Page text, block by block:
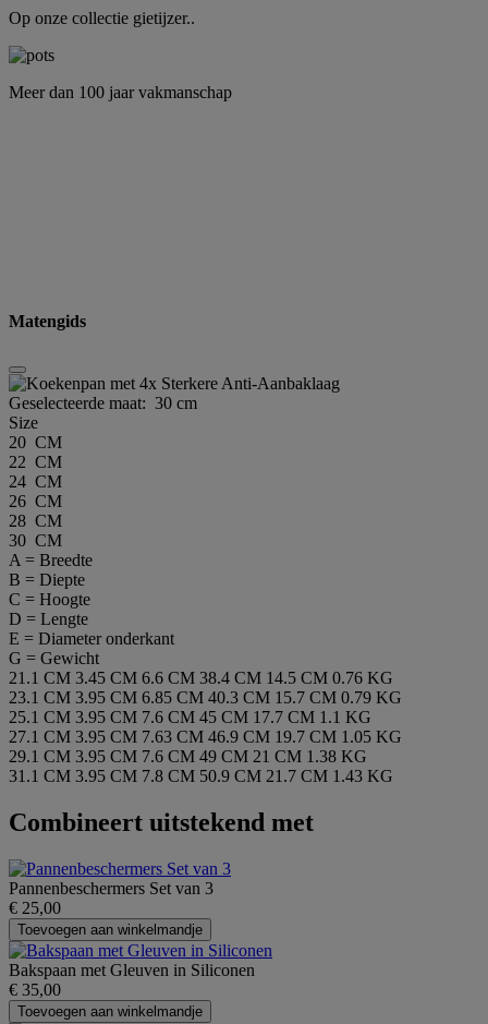
Op onze collectie gietijzer..
Meer dan 100 jaar vakmanschap
Matengids
Geselecteerde maat: 30 cm
Size
20 CM
22 CM
24 CM
26 CM
28 CM
30 CM
A = Breedte
B = Diepte
C = Hoogte
D = Lengte
E = Diameter onderkant
G = Gewicht
21.1 CM 3.45 CM 6.6 CM 38.4 CM 14.5 CM 0.76 KG
23.1 CM 3.95 CM 6.85 CM 40.3 CM 15.7 CM 0.79 KG
25.1 CM 3.95 CM 7.6 CM 45 CM 17.7 CM 1.1 KG
27.1 CM 3.95 CM 7.63 CM 46.9 CM 19.7 CM 1.05 KG
29.1 CM 3.95 CM 7.6 CM 49 CM 21 CM 1.38 KG
31.1 CM 3.95 CM 7.8 CM 50.9 CM 21.7 CM 1.43 KG
Combineert uitstekend met
Pannenbeschermers Set van 3
€ 25,00
Toevoegen aan winkelmandje
Bakspaan met Gleuven in Siliconen
€ 35,00
Toevoegen aan winkelmandje